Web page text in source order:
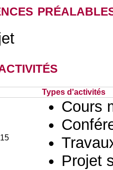
Types d'activités
Cours
Projet